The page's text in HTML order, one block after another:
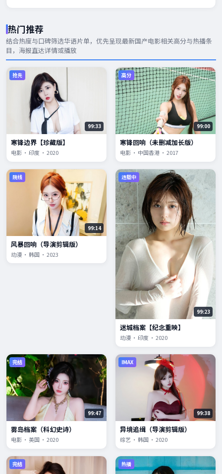
热门推荐
结合热度与口碑筛选华语片单，优先呈现最新国产电影相关高分与热播条
目，海报直达详情或播放
抢先
99:33
寒锋边界【珍藏版】
电影 · 印度 · 2020
高分
99:00
寒锋回响（未删减加长版）
电影 · 中国香港 · 2017
院线
99:14
风暴回响（导演剪辑版）
动漫 · 韩国 · 2023
连载中
99:23
迷城档案【纪念重映】
动漫 · 印度 · 2020
完结
99:47
雾岛档案（科幻史诗）
电影 · 英国 · 2020
IMAX
99:38
异境追缉（导演剪辑版）
综艺 · 韩国 · 2020
完结 热播